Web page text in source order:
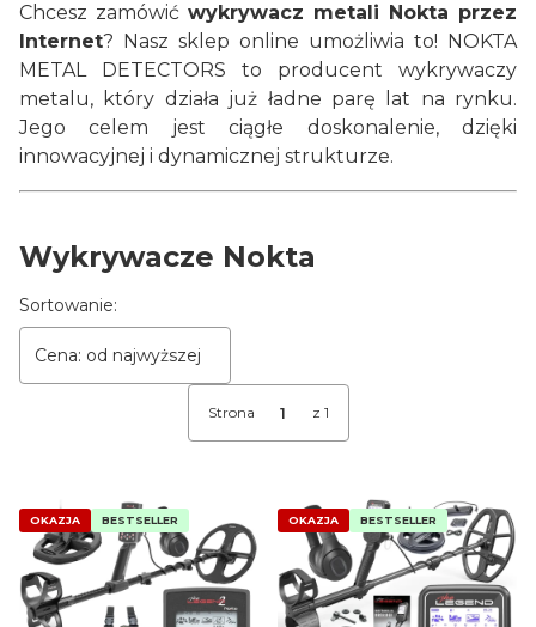
Chcesz zamówić wykrywacz metali Nokta przez
Internet? Nasz sklep online umożliwia to! NOKTA
METAL DETECTORS to producent wykrywaczy
metalu, który działa już ładne parę lat na rynku.
Jego celem jest ciągłe doskonalenie, dzięki
innowacyjnej i dynamicznej strukturze.
Wykrywacze Nokta
Lista produktów
Sortowanie:
Cena: od najwyższej
Strona z 1
OKAZJA BESTSELLER OKAZJA BESTSELLER